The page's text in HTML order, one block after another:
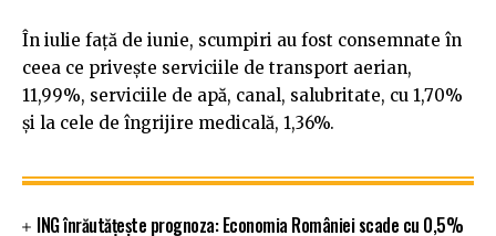
În iulie faţă de iunie, scumpiri au fost consemnate în
ceea ce priveşte serviciile de transport aerian,
11,99%, serviciile de apă, canal, salubritate, cu 1,70%
şi la cele de îngrijire medicală, 1,36%.
ING înrăutățește prognoza: Economia României scade cu 0,5%